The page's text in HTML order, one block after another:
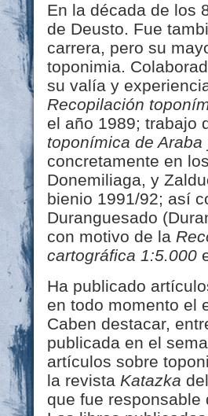
En la década de los
de Deusto. Fue
carrera, pero su
toponimia.
su valía y
Recopilación
el año 1989; trabajo
toponímica de
concretamente en
Donemiliaga, y
bienio 1991/92; así
Duranguesado
con motivo de la
cartográfica 1:5.000
Ha publicado
en todo momento el
Caben destacar,
publicada en el
artículos sobre
la revista Katazka
que fue responsable